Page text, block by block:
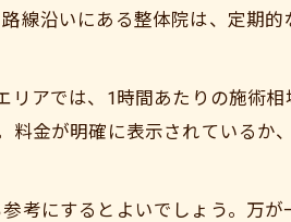
線沿いにある整体院は、定期的
リアでは、1時間あたりの施術相
料金が明確に表示されているか
考にするとよいでしょう。万が